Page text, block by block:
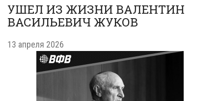
УШЕЛ ИЗ ЖИЗНИ ВАЛЕНТИН
ВАСИЛЬЕВИЧ ЖУКОВ
13 апреля 2026